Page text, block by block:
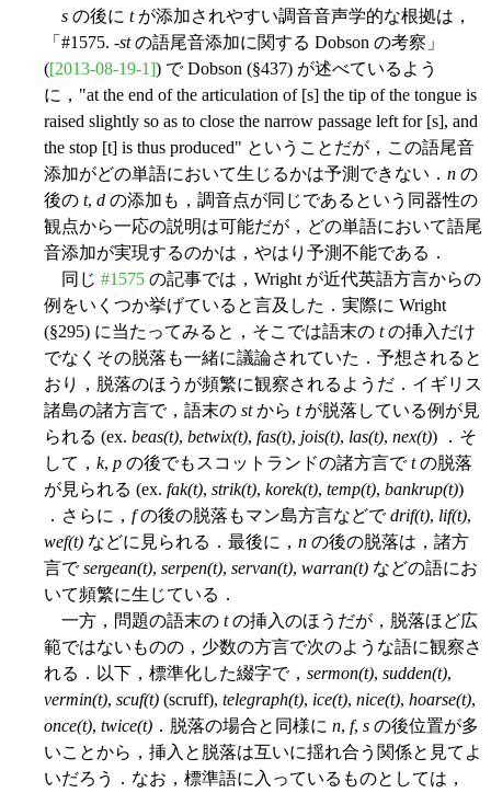
s の後に tが添加されやすい調音音声学的な根拠は，
「#1575. -stの語尾音添加に関する Dobson の考察」
([2013-08-19-1]) で Dobson (§437) が述べているよう
に，"at the end of the articulation of [s] the tip of the tongue is
raised slightly so as to close the narrow passage left for [s], and
the stop [t] is thus produced" ということだが，この語尾音
添加がどの単語において生じるかは予測できない． n の
後の t, d の添加も，調音点が同じであるという同器性の
観点から一応の説明は可能だが，どの単語において語尾
音添加が実現するのかは，やはり予測不能である．
同じ #1575 の記事では，Wright が近代英語方言からの
例をいくつか挙げていると言及した．実際に Wright
(§295) に当たってみると，そこでは語末の tの挿入だけ
でなくその脱落も一緒に議論されていた．予想されると
おり，脱落のほうが頻繁に観察されるようだ．イギリス
諸島の諸方言で，語末の stから tが脱落している例が見
られる (ex. beas(t), betwix(t), fas(t), jois(t), las(t), nex(t)) ．そ
して， k, p の後でもスコットランドの諸方言でtの脱落
が見られる (ex. fak(t), strik(t), korek(t), temp(t), bankrup(t))
．さらに， fの後の脱落もマン島方言などでdrif(t), lif(t),
wef(t) などに見られる．最後に， n の後の脱落は，諸方
言でsergean(t), serpen(t), servan(t), warran(t) などの語にお
いて頻繁に生じている．
一方，問題の語末の tの挿入のほうだが，脱落ほど広
範ではないものの，少数の方言で次のような語に観察さ
れる．以下，標準化した綴字で， sermon(t), sudden(t),
vermin(t), scuf(t) (scruff), telegraph(t), ice(t), nice(t), hoarse(t),
once(t), twice(t) ．脱落の場合と同様に n, f, s の後位置が多
いことから，挿入と脱落は互いに揺れ合う関係と見てよ
いだろう．なお，標準語に入っているものとしては，